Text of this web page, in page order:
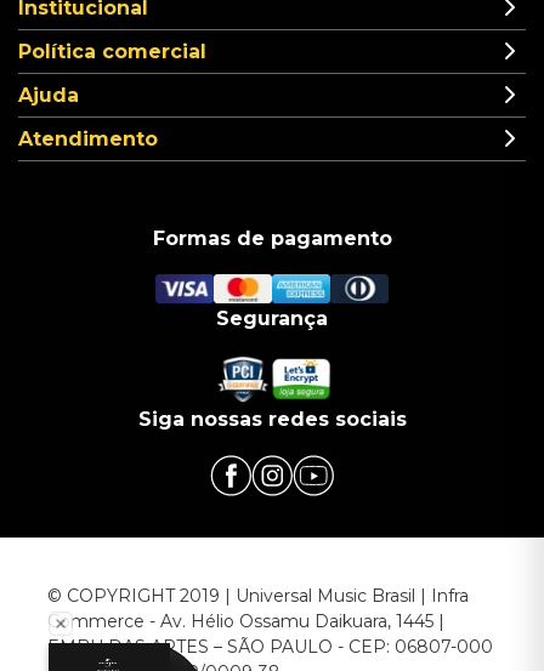
Institucional
Política comercial
Ajuda
Atendimento
Formas de pagamento
Segurança
Siga nossas redes sociais
© COPYRIGHT 2019 | Universal Music Brasil | Infra
Commerce - Av. Hélio Ossamu Daikuara, 1445 |
EMBU DAS ARTES – SÃO PAULO - CEP: 06807-000